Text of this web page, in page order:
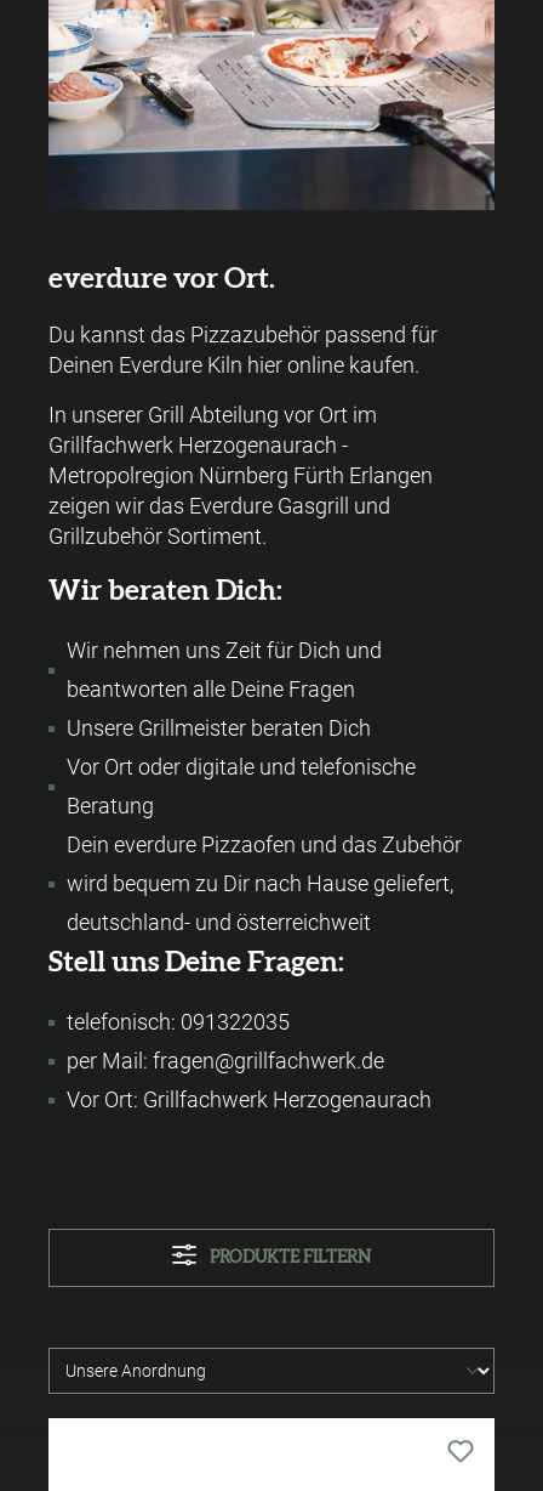
everdure vor Ort.
Du kannst das Pizzazubehör passend für
Deinen Everdure Kiln hier online kaufen.
In unserer Grill Abteilung vor Ort im
Grillfachwerk Herzogenaurach -
Metropolregion Nürnberg Fürth Erlangen
zeigen wir das Everdure Gasgrill und
Grillzubehör Sortiment.
Wir beraten Dich:
Wir nehmen uns Zeit für Dich und
beantworten alle Deine Fragen
Unsere Grillmeister beraten Dich
Vor Ort oder digitale und telefonische
Beratung
Dein everdure Pizzaofen und das Zubehör
wird bequem zu Dir nach Hause geliefert,
deutschland- und österreichweit
Stell uns Deine Fragen:
telefonisch: 091322035
per Mail: fragen@grillfachwerk.de
Vor Ort: Grillfachwerk Herzogenaurach
PRODUKTE FILTERN